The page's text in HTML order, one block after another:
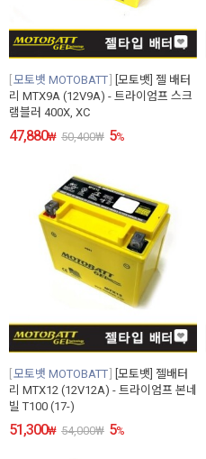
모토뱃 MOTOBATT
[모토뱃] 젤 배터
리 MTX9A (12V9A) - 트라이엄프 스크
램블러 400X, XC
47,880₩ 50,400₩ 5%
모토뱃 MOTOBATT
[모토뱃] 젤배터
리 MTX12 (12V12A) - 트라이엄프 본네
빌 T100 (17-)
51,300₩ 54,000₩ 5%